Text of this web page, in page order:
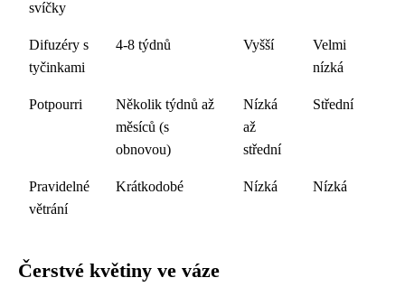
svíčky
Difuzéry s
tyčinkami
4-8 týdnů Vyšší
Velmi
nízká
Potpourri
Několik týdnů až
měsíců (s
obnovou)
Nízká
až
střední
Střední
Pravidelné
větrání
Krátkodobé Nízká Nízká
Čerstvé květiny ve váze